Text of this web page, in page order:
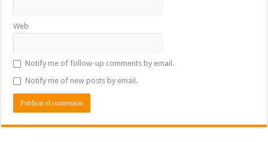
Web
Notify me of follow-up comments by email.
Notify me of new posts by email.